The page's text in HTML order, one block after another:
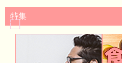
特集